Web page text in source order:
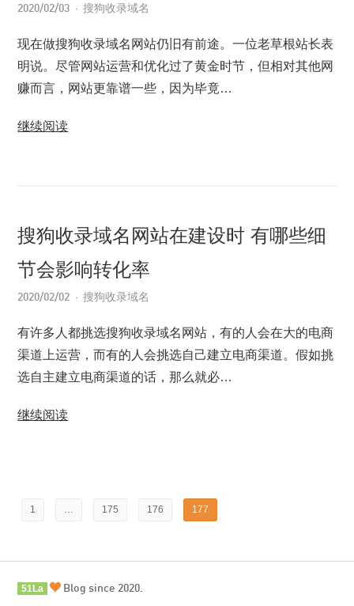
2020/02/03 搜狗收录域名
现在做搜狗收录域名网站仍旧有前途。一位老草根站长表
明说。尽管网站运营和优化过了黄金时节，但相对其他网
赚而言，网站更靠谱一些，因为毕竟…
继续阅读
搜狗收录域名网站在建设时 有哪些细
节会影响转化率
2020/02/02 搜狗收录域名
有许多人都挑选搜狗收录域名网站，有的人会在大的电商
渠道上运营，而有的人会挑选自己建立电商渠道。假如挑
选自主建立电商渠道的话，那么就必…
继续阅读
1 … 175 176 177
51La Blog since 2020.